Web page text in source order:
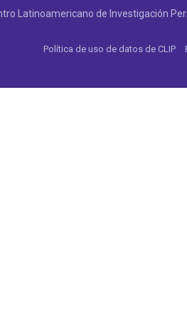
Latinoamericano de Investigación
Política de uso de datos de CLIP